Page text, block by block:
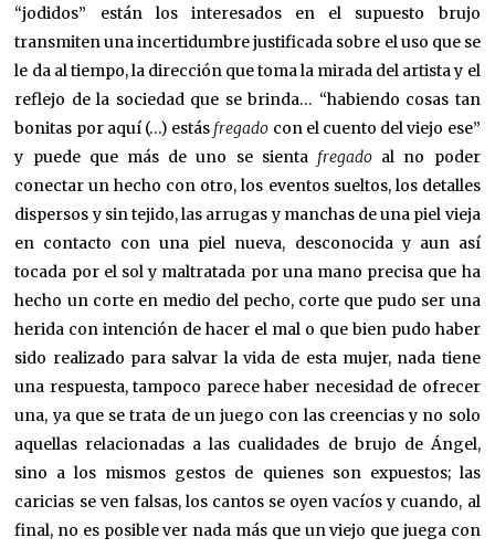
“jodidos” están los interesados en el supuesto brujo
transmiten una incertidumbre justificada sobre el uso que se
le da al tiempo, la dirección que toma la mirada del artista y el
reflejo de la sociedad que se brinda… “habiendo cosas tan
bonitas por aquí (…) estás fregado con el cuento del viejo ese”
y puede que más de uno se sientafregadoal no poder
conectar un hecho con otro, los eventos sueltos, los detalles
dispersos y sin tejido, las arrugas y manchas de una piel vieja
en contacto con una piel nueva, desconocida y aun así
tocada por el sol y maltratada por una mano precisa que ha
hecho un corte en medio del pecho, corte que pudo ser una
herida con intención de hacer el mal o que bien pudo haber
sido realizado para salvar la vida de esta mujer, nada tiene
una respuesta, tampoco parece haber necesidad de ofrecer
una, ya que se trata de un juego con las creencias y no solo
aquellas relacionadas a las cualidades de brujo de Ángel,
sino a los mismos gestos de quienes son expuestos; las
caricias se ven falsas, los cantos se oyen vacíos y cuando, al
final, no es posible ver nada más que un viejo que juega con